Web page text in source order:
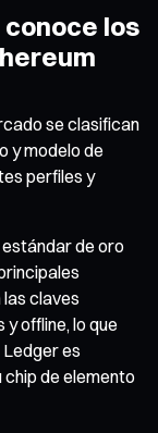
los
se clasifican
y modelo de
perfiles y
de oro
claves
offline, lo que
es
de elemento